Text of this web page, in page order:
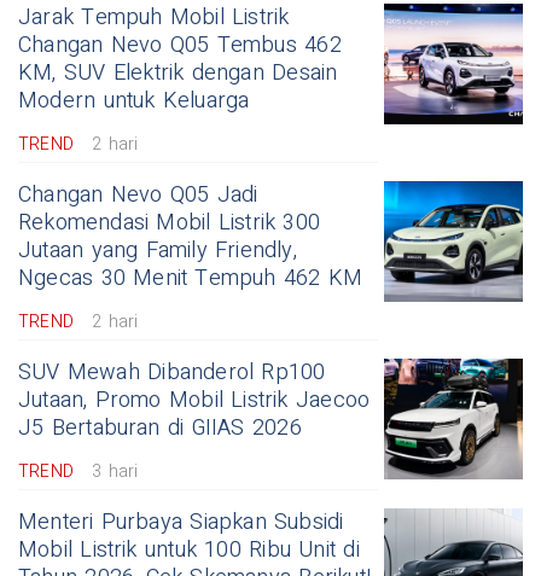
Jarak Tempuh Mobil Listrik
Changan Nevo Q05 Tembus 462
KM, SUV Elektrik dengan Desain
Modern untuk Keluarga
TREND 2 hari
Changan Nevo Q05 Jadi
Rekomendasi Mobil Listrik 300
Jutaan yang Family Friendly,
Ngecas 30 Menit Tempuh 462 KM
TREND 2 hari
SUV Mewah Dibanderol Rp100
Jutaan, Promo Mobil Listrik Jaecoo
J5 Bertaburan di GIIAS 2026
TREND 3 hari
Menteri Purbaya Siapkan Subsidi
Mobil Listrik untuk 100 Ribu Unit di